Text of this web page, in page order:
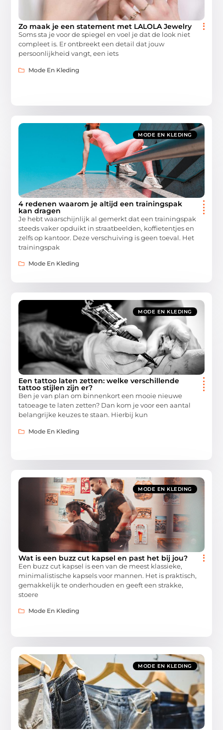
Zo maak je een statement met LALOLA Jewelry
Soms sta je voor de spiegel en voel je dat de look niet
compleet is. Er ontbreekt een detail dat jouw
persoonlijkheid vangt, een iets
Mode En Kleding
MODE EN KLEDING
4 redenen waarom je altijd een trainingspak
kan dragen
Je hebt waarschijnlijk al gemerkt dat een trainingspak
steeds vaker opduikt in straatbeelden, koffietentjes en
zelfs op kantoor. Deze verschuiving is geen toeval. Het
trainingspak
Mode En Kleding
MODE EN KLEDING
Een tattoo laten zetten: welke verschillende
tattoo stijlen zijn er?
Ben je van plan om binnenkort een mooie nieuwe
tatoeage te laten zetten? Dan kom je voor een aantal
belangrijke keuzes te staan. Hierbij kun
Mode En Kleding
MODE EN KLEDING
Wat is een buzz cut kapsel en past het bij jou?
Een buzz cut kapsel is een van de meest klassieke,
minimalistische kapsels voor mannen. Het is praktisch,
gemakkelijk te onderhouden en geeft een strakke,
stoere
Mode En Kleding
MODE EN KLEDING